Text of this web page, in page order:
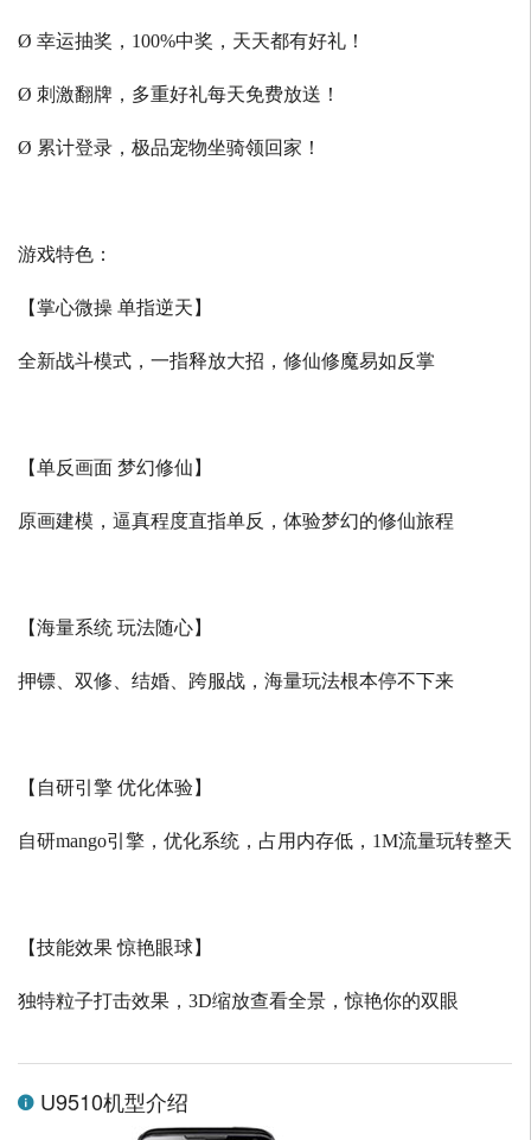
Ø 幸运抽奖，100%中奖，天天都有好礼！
Ø 刺激翻牌，多重好礼每天免费放送！
Ø 累计登录，极品宠物坐骑领回家！
游戏特色：
【掌心微操 单指逆天】
全新战斗模式，一指释放大招，修仙修魔易如反掌
【单反画面 梦幻修仙】
原画建模，逼真程度直指单反，体验梦幻的修仙旅程
【海量系统 玩法随心】
押镖、双修、结婚、跨服战，海量玩法根本停不下来
【自研引擎 优化体验】
自研mango引擎，优化系统，占用内存低， 1M流量玩转整天
【技能效果 惊艳眼球】
独特粒子打击效果， 3D缩放查看全景，惊艳你的双眼
U9510机型介绍